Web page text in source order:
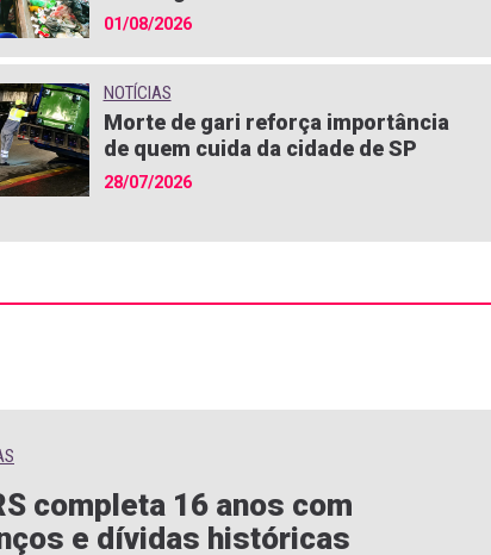
01/08/2026
NOTÍCIAS
Morte de gari reforça importância
de quem cuida da cidade de SP
28/07/2026
completa 16 anos com
e dívidas históricas